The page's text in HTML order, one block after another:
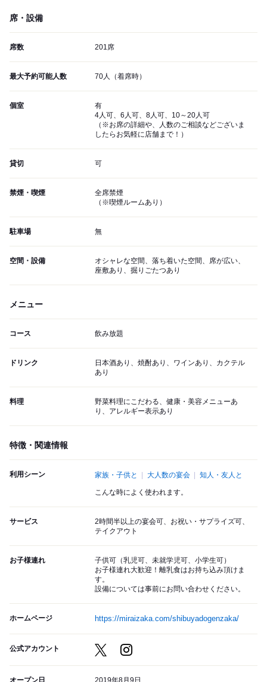
席・設備
席数 201席
最大予約可能人数 70人（着席時）
個室
有
4人可、6人可、8人可、10～20人可
（※お席の詳細や、人数のご相談などございま
したらお気軽に店舗まで！）
貸切 可
禁煙・喫煙
全席禁煙
（※喫煙ルームあり）
駐車場 無
空間・設備
オシャレな空間、落ち着いた空間、席が広い、
座敷あり、掘りごたつあり
メニュー
コース 飲み放題
ドリンク
日本酒あり、焼酎あり、ワインあり、カクテル
あり
料理
野菜料理にこだわる、健康・美容メニューあ
り、アレルギー表示あり
特徴・関連情報
利用シーン 家族・子供と 大人数の宴会 知人・友人と
こんな時によく使われます。
サービス
2時間半以上の宴会可、お祝い・サプライズ可、
テイクアウト
お子様連れ
子供可（乳児可、未就学児可、小学生可）
お子様連れ大歓迎！離乳食はお持ち込み頂けま
す。
設備については事前にお問い合わせください。
ホームページ https://miraizaka.com/shibuyadogenzaka/
公式アカウント
オープン日 2019年8月9日